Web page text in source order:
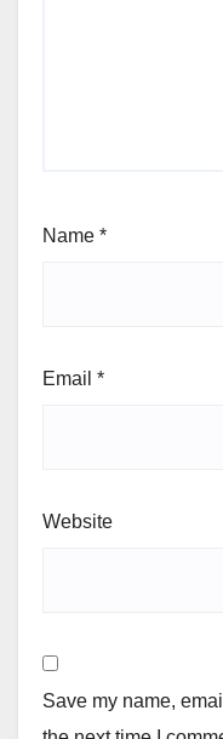
Name *
Email *
Website
Save my name,